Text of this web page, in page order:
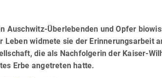
Auschwitz-Überlebenden und Opfer
Leben widmete sie der Erinnerungsarbeit
die als Nachfolgerin der Kaiser-
Erbe angetreten hatte.